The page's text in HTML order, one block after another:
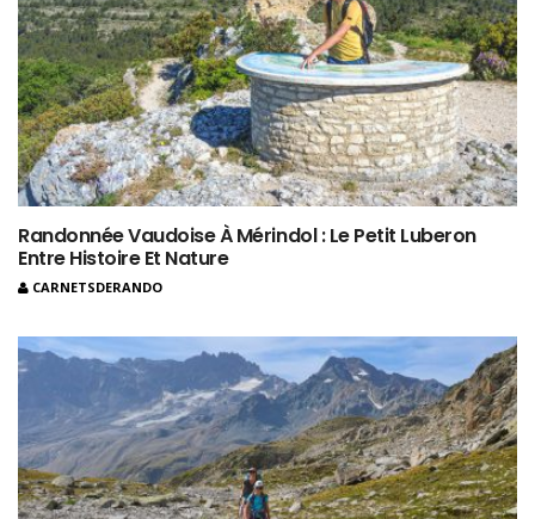
Randonnée Vaudoise À Mérindol : Le Petit Luberon
Entre Histoire Et Nature
CARNETSDERANDO